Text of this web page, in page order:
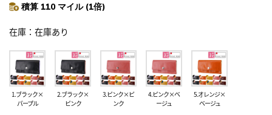
積算 110 マイル (1倍)
在庫 在庫あり
1.ブラック×
パープル
2.ブラック×
ピンク
3.ピンク×ピ
ンク
4.ピンク×ベ
ージュ
5.オレンジ×
ベージュ